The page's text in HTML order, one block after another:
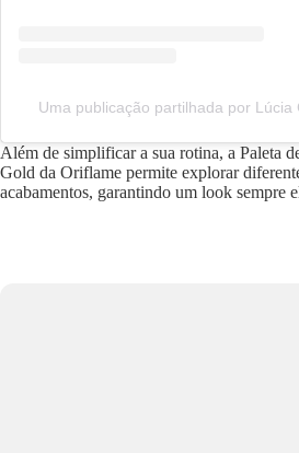
Uma publicação partilhada por Lúcia
Além de simplificar a sua rotina, a Paleta
Gold da Oriflame permite explorar
acabamentos, garantindo um look sempre